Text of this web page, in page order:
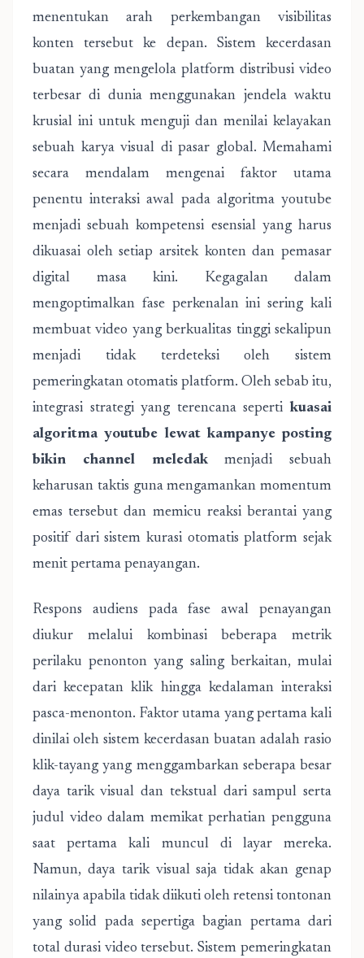
menentukan arah perkembangan visibilitas
konten tersebut ke depan. Sistem kecerdasan
buatan yang mengelola platform distribusi video
terbesar di dunia menggunakan jendela waktu
krusial ini untuk menguji dan menilai kelayakan
sebuah karya visual di pasar global. Memahami
secara mendalam mengenai faktor utama
penentu interaksi awal pada algoritma youtube
menjadi sebuah kompetensi esensial yang harus
dikuasai oleh setiap arsitek konten dan pemasar
digital masa kini. Kegagalan dalam
mengoptimalkan fase perkenalan ini sering kali
membuat video yang berkualitas tinggi sekalipun
menjadi tidak terdeteksi oleh sistem
pemeringkatan otomatis platform. Oleh sebab itu,
integrasi strategi yang terencana seperti kuasai
algoritma youtube lewat kampanye posting
bikin channel meledakmenjadi sebuah
keharusan taktis guna mengamankan momentum
emas tersebut dan memicu reaksi berantai yang
positif dari sistem kurasi otomatis platform sejak
menit pertama penayangan.
Respons audiens pada fase awal penayangan
diukur melalui kombinasi beberapa metrik
perilaku penonton yang saling berkaitan, mulai
dari kecepatan klik hingga kedalaman interaksi
pasca-menonton. Faktor utama yang pertama kali
dinilai oleh sistem kecerdasan buatan adalah rasio
klik-tayang yang menggambarkan seberapa besar
daya tarik visual dan tekstual dari sampul serta
judul video dalam memikat perhatian pengguna
saat pertama kali muncul di layar mereka.
Namun, daya tarik visual saja tidak akan genap
nilainya apabila tidak diikuti oleh retensi tontonan
yang solid pada sepertiga bagian pertama dari
total durasi video tersebut. Sistem pemeringkatan